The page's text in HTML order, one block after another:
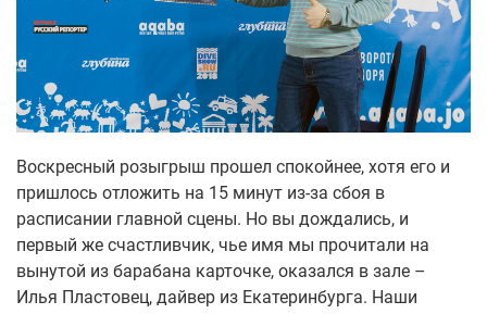
Воскресный розыгрыш прошел спокойнее, хотя его и
пришлось отложить на 15 минут из-за сбоя в
расписании главной сцены. Но вы дождались, и
первый же счастливчик, чье имя мы прочитали на
вынутой из барабана карточке, оказался в зале –
Илья Пластовец, дайвер из Екатеринбурга. Наши